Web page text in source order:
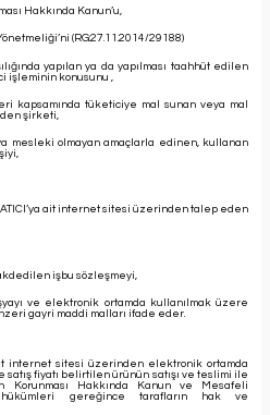
Hakkında Kanun’u,
(RG:27.11.2014/29188)
yapılan ya da yapılması taahhüt edilen
işleminin konusunu ,
kapsamında tüketiciye mal sunan veya mal
şirketi,
mesleki olmayan amaçlarla edinen, kullanan
ait internet sitesi üzerinden talep eden
işbu sözleşmeyi,
ve elektronik ortamda kullanılmak üzere
gayri maddi malları ifade eder.
ait internet sitesi üzerinden elektronik ortamda
fiyatı belirtilen ürünün satışı ve teslimi ile
Korunması Hakkında Kanun ve Mesafeli
gereğince tarafların hak ve